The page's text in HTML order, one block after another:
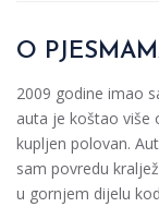
O
2009 godine imao
auta je koštao više
kupljen polovan.
sam povredu
u gornjem dijelu